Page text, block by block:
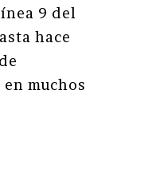
9 del
hace
muchos